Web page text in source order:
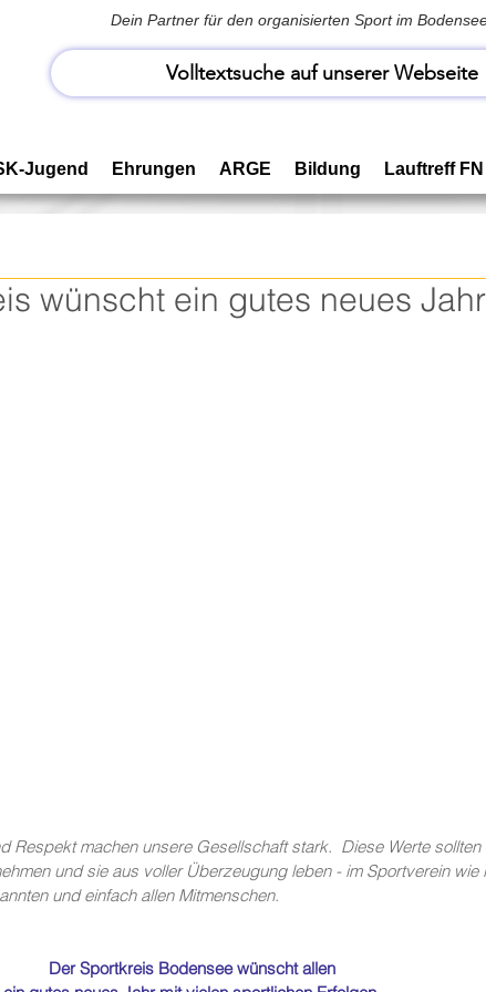
Dein Partner für den organisierten Sport im
Volltextsuche auf unserer Webseite
Jugend Ehrungen ARGE Bildung Lauftreff FN
wünscht ein gutes neues
Respekt machen unsere Gesellschaft stark.  Diese Werte sollten
und sie aus voller Überzeugung leben - im Sportverein wie
und einfach allen Mitmenschen.
Der Sportkreis Bodensee wünscht allen